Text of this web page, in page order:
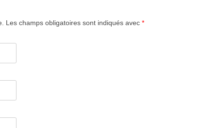
Les champs obligatoires sont indiqués avec *